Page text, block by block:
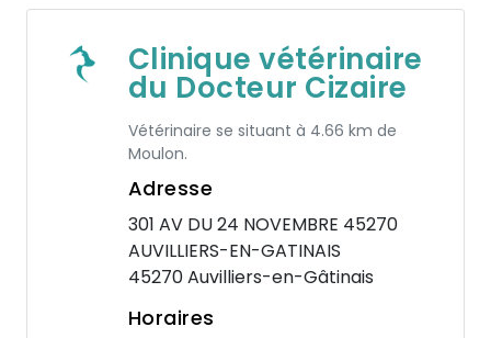
Clinique vétérinaire
du Docteur Cizaire
Vétérinaire se situant à 4.66 km de
Moulon.
Adresse
301 AV DU 24 NOVEMBRE 45270
AUVILLIERS-EN-GATINAIS
45270 Auvilliers-en-Gâtinais
Horaires